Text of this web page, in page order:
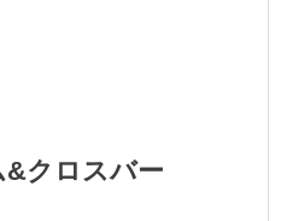
クロスバー